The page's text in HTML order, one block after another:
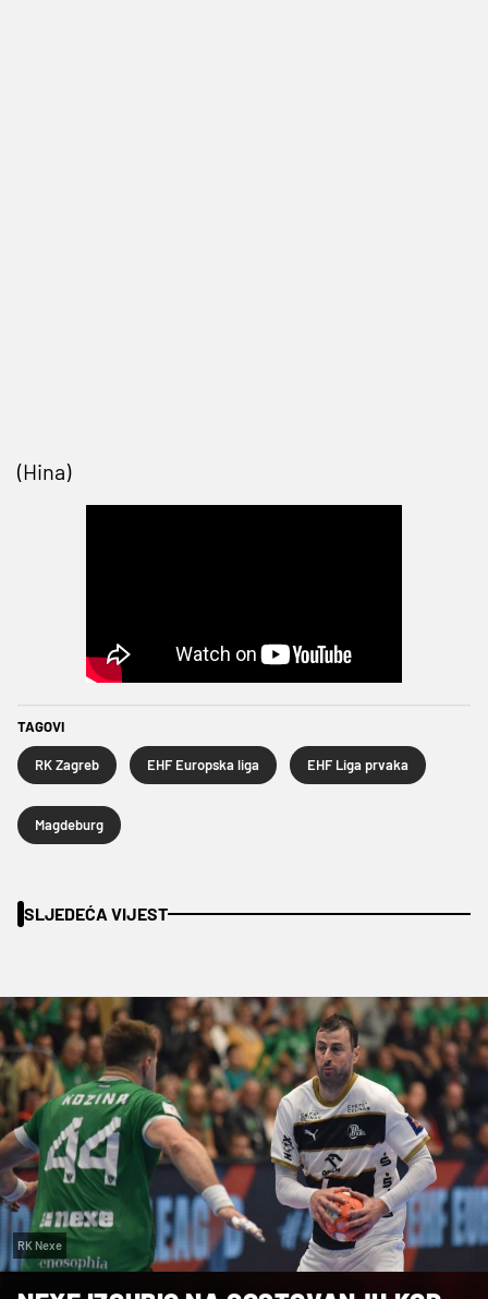
(Hina)
TAGOVI
RK Zagreb EHF Europska liga EHF Liga prvaka
Magdeburg
SLJEDEĆA VIJEST
RK Nexe